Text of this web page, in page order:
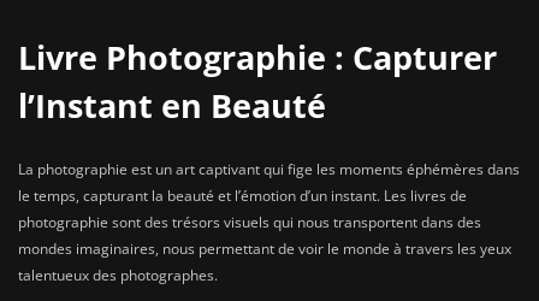
Livre Photographie : Capturer
l’Instant en Beauté
La photographie est un art captivant qui fige les moments éphémères dans
le temps, capturant la beauté et l’émotion d’un instant. Les livres de
photographie sont des trésors visuels qui nous transportent dans des
mondes imaginaires, nous permettant de voir le monde à travers les yeux
talentueux des photographes.